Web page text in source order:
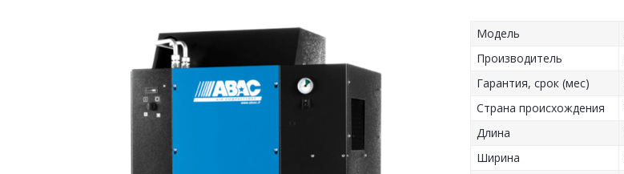
Модель
Производитель
Гарантия, срок (мес)
Страна происхождения
Длина
Ширина